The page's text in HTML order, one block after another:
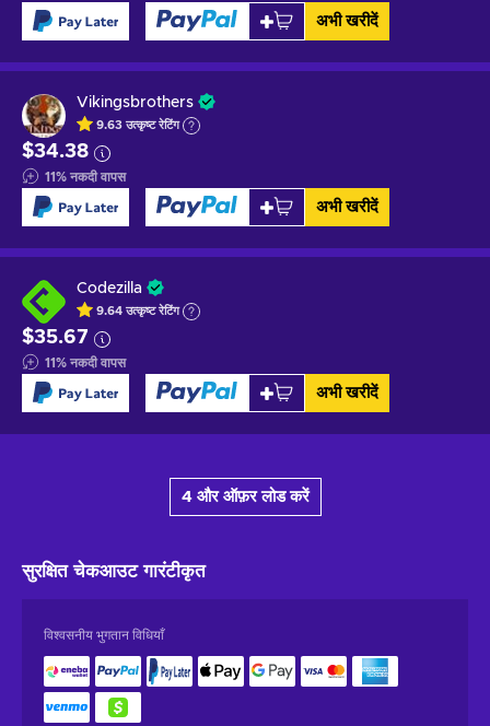
अभी खरीदें
Vikingsbrothers
9.63 उत्कृष्टरेटिंग
$34.38
11% नकदी वापस
अभी खरीदें
Codezilla
9.64 उत्कृष्टरेटिंग
$35.67
11% नकदी वापस
अभी खरीदें
4 और ऑफ़र लोड करें
सुरक्षित चेकआउटगारंटीकृत
विश्वसनीय भुगतान विधियाँ